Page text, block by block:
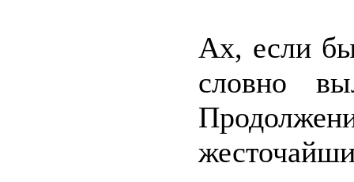
Ах, если
словно